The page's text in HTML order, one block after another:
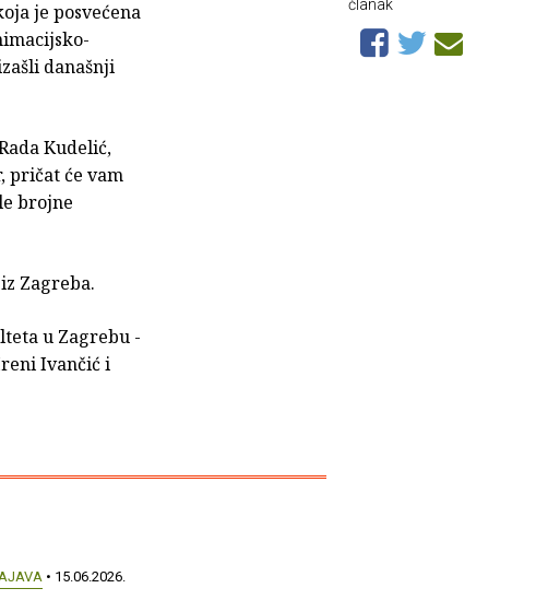
je posvećena
današnji
Kudelić,
pričat će vam
brojne
Zagreba.
u Zagrebu -
Ivančić i
članak
• 15.06.2026.